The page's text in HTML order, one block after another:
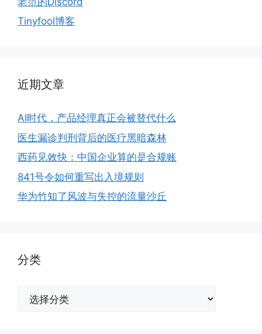
Tinyfool博客
近期文章
AI时代，产品经理真正会被替代什么
医生漏诊判刑背后的医疗黑暗森林
西药见效快：中国企业算的是合规账
841号令如何重写出入境规则
华为竹知了风波与失控的流量沙丘
分类